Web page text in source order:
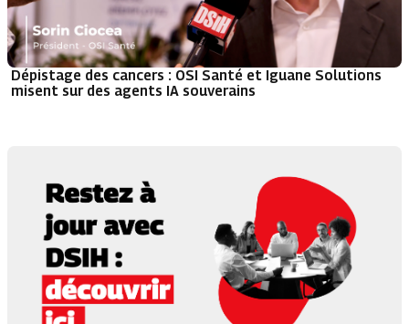
Dépistage des cancers : OSI Santé et Iguane Solutions
misent sur des agents IA souverains